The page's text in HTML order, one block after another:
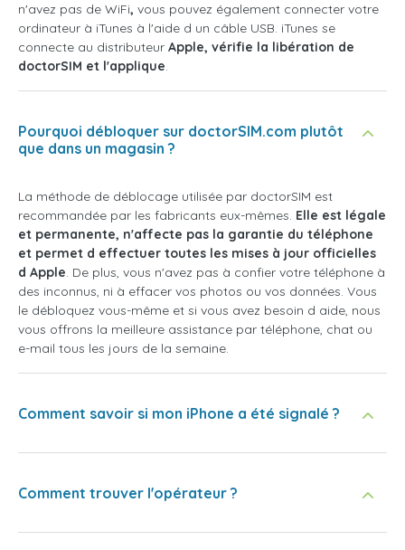
n'avez pas de WiFi, vous pouvez également connecter votre
ordinateur à iTunes à l'aide d un câble USB. iTunes se
connecte au distributeur Apple, vérifie la libération de
doctorSIM et l'applique.
Pourquoi débloquer sur doctorSIM.com plutôt
que dans un magasin ?
La méthode de déblocage utilisée par doctorSIM est
recommandée par les fabricants eux-mêmes. Elle est légale
et permanente, n'affecte pas la garantie du téléphone
et permet d effectuer toutes les mises à jour officielles
d Apple. De plus, vous n'avez pas à confier votre téléphone à
des inconnus, ni à effacer vos photos ou vos données. Vous
le débloquez vous-même et si vous avez besoin d aide, nous
vous offrons la meilleure assistance par téléphone, chat ou
e-mail tous les jours de la semaine.
Comment savoir si mon iPhone a été signalé ?
Comment trouver l'opérateur ?